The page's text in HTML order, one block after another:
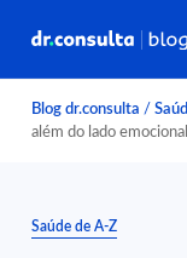
Blog dr.consulta /
além do lado emocional
Saúde de A-Z